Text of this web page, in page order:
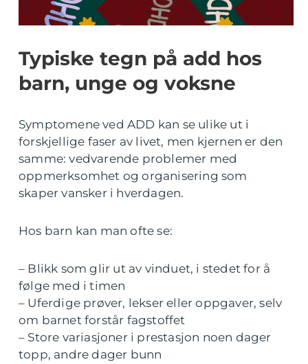
Typiske tegn på add hos
barn, unge og voksne
Symptomene ved ADD kan se ulike ut i
forskjellige faser av livet, men kjernen er den
samme: vedvarende problemer med
oppmerksomhet og organisering som
skaper vansker i hverdagen.
Hos barn kan man ofte se:
– Blikk som glir ut av vinduet, i stedet for å
følge med i timen
– Uferdige prøver, lekser eller oppgaver, selv
om barnet forstår fagstoffet
– Store variasjoner i prestasjon noen dager
topp, andre dager bunn